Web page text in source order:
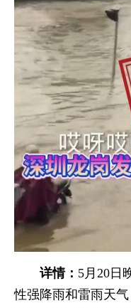
详情： 5月20日
性强降雨和雷雨天